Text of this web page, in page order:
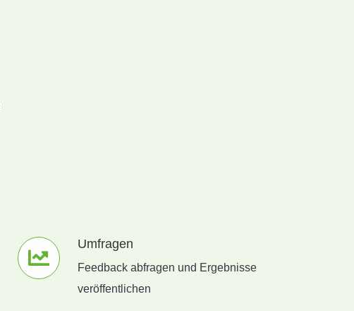
Umfragen
Feedback abfragen und Ergebnisse
veröffentlichen